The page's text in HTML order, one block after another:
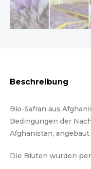
Beschreibung
Bio-Safran aus
Bedingungen der
Afghanistan,
Die Blüten wurden